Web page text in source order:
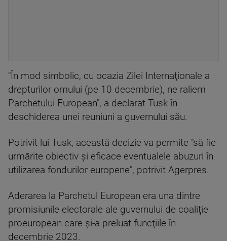
"În mod simbolic, cu ocazia Zilei Internaţionale a
drepturilor omului (pe 10 decembrie), ne raliem
Parchetului European", a declarat Tusk în
deschiderea unei reuniuni a guvernului său.
Potrivit lui Tusk, această decizie va permite "să fie
urmărite obiectiv şi eficace eventualele abuzuri în
utilizarea fondurilor europene", potrivit Agerpres.
Aderarea la Parchetul European era una dintre
promisiunile electorale ale guvernului de coaliţie
proeuropean care şi-a preluat funcţiile în
decembrie 2023.